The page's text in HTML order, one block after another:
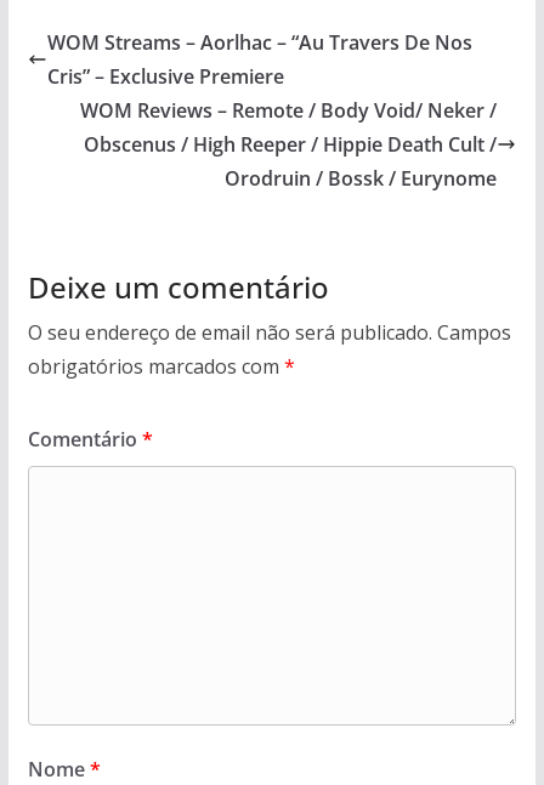
WOM Streams – Aorlhac – “Au Travers De Nos
Cris” – Exclusive Premiere
WOM Reviews – Remote / Body Void/ Neker /
Obscenus / High Reeper / Hippie Death Cult /
Orodruin / Bossk / Eurynome
Deixe um comentário
O seu endereço de email não será publicado. Campos
obrigatórios marcados com *
Comentário *
Nome*